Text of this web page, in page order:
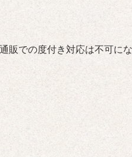
販での度付き対応は不可に